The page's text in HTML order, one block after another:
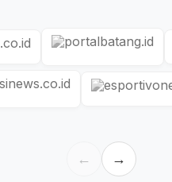
← →